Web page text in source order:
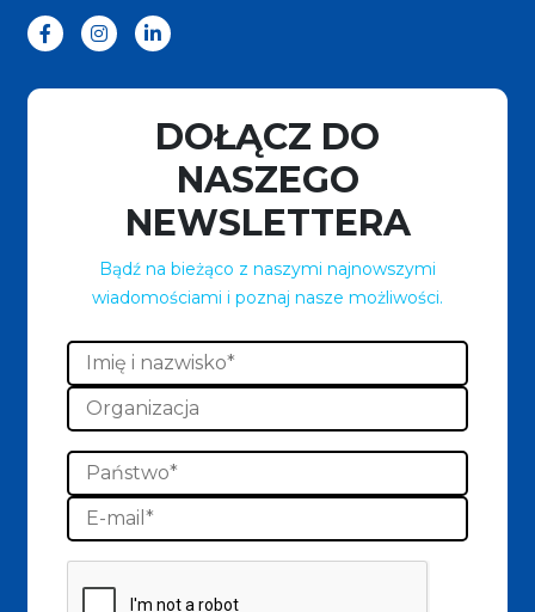
DOŁĄCZ DO
NASZEGO
NEWSLETTERA
Bądź na bieżąco z naszymi najnowszymi
wiadomościami i poznaj nasze możliwości.